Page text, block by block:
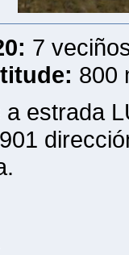
7
a estrada